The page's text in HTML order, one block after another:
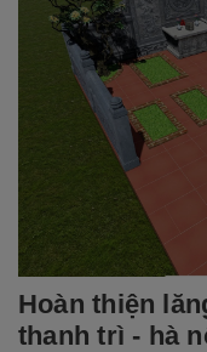
Hoàn thiện
thanh trì - hà